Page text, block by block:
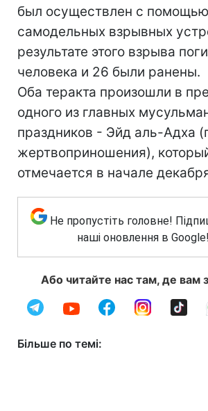
был осуществлен с
самодельных взрывных
результате этого взрыва
человека и 26 были ранены.
Оба теракта произошли в
одного из главных
праздников - Эйд аль-Адха
жертвоприношения),
отмечается в начале
Не пропустіть головне!
наші оновлення в Google!
Або читайте нас там, де вам
Більше по темі: